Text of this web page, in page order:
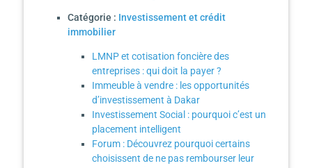
Catégorie : Investissement et crédit
immobilier
LMNP et cotisation foncière des
entreprises : qui doit la payer ?
Immeuble à vendre : les opportunités
d’investissement à Dakar
Investissement Social : pourquoi c’est un
placement intelligent
Forum : Découvrez pourquoi certains
choisissent de ne pas rembourser leur